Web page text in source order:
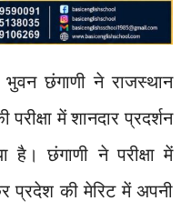
छंगाणी ने राजस्थान
परीक्षा में शानदार प्रदर्शन
छंगाणी ने परीक्षा में
प्रदेश की मेरिट में अपनी